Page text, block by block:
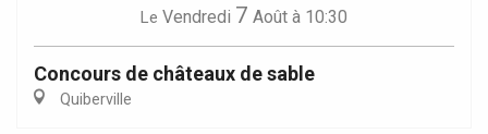
Le Vendredi 7 Août à 10:30
Concours de châteaux de sable
Quiberville